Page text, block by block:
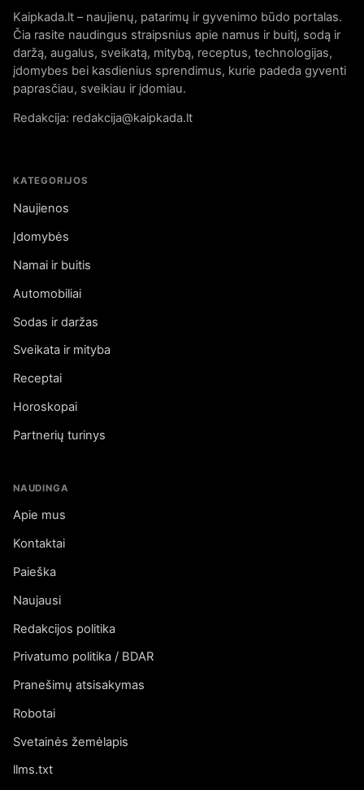
Kaipkada.lt – naujienų, patarimų ir gyvenimo būdo portalas.
Čia rasite naudingus straipsnius apie namus ir buitį, sodą ir
daržą, augalus, sveikatą, mitybą, receptus, technologijas,
įdomybes bei kasdienius sprendimus, kurie padeda gyventi
paprasčiau, sveikiau ir įdomiau.
Redakcija: redakcija@kaipkada.lt
KATEGORIJOS
Naujienos
Įdomybės
Namai ir buitis
Automobiliai
Sodas ir daržas
Sveikata ir mityba
Receptai
Horoskopai
Partnerių turinys
NAUDINGA
Apie mus
Kontaktai
Paieška
Naujausi
Redakcijos politika
Privatumo politika / BDAR
Pranešimų atsisakymas
Robotai
Svetainės žemėlapis
llms.txt